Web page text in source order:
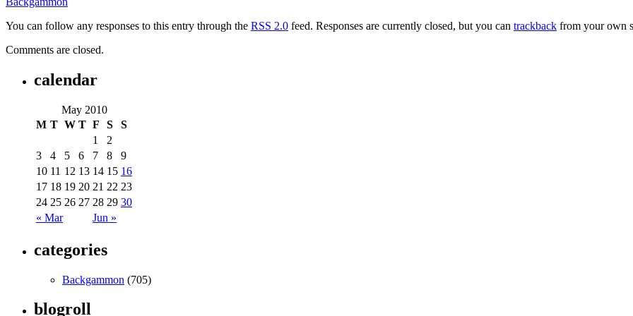
You can follow any responses to this entry through the RSS 2.0 feed. Responses are currently closed, but you can trackback from your own
Comments are closed.
calendar
May 2010
M T W T F S S
« Mar Jun »
1
2
3
4 5 6 7 8
9
10 11 12 13 14 15 16
17 18 19 20 21 22 23
24 25 26 27 28 29 30
categories
Backgammon (705)
blogroll